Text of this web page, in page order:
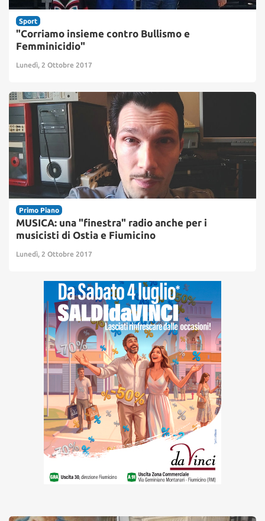
Sport
"Corriamo insieme contro Bullismo e
Femminicidio"
Lunedì, 2 Ottobre 2017
Primo Piano
MUSICA: una "finestra" radio anche per i
musicisti di Ostia e Fiumicino
Lunedì, 2 Ottobre 2017